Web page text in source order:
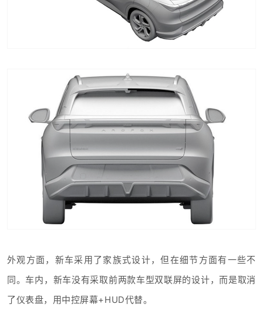
外观方面，新车采用了家族式设计，但在细节方面有一些不
同。车内，新车没有采取前两款车型双联屏的设计，而是取消
了仪表盘，用中控屏幕+HUD代替。